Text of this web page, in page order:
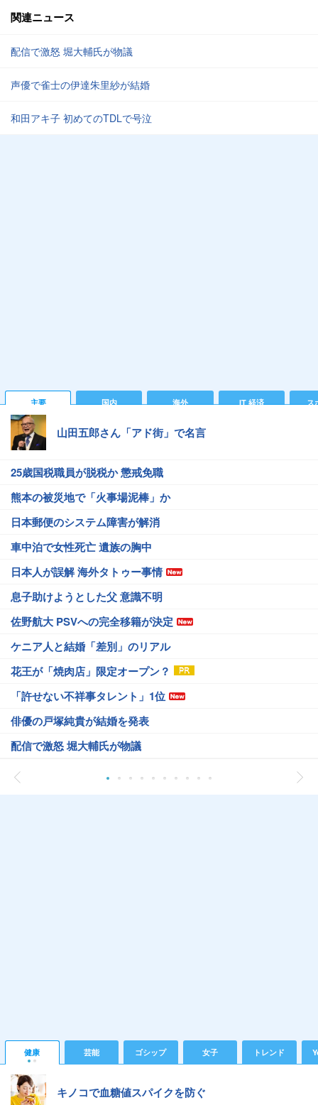
関連ニュース
配信で激怒 堀大輔氏が物議
声優で雀士の伊達朱里紗が結婚
和田アキ子 初めてのTDLで号泣
主要 国内 海外 IT 経済 ス
山田五郎さん「アド街」で名言
25歳国税職員が脱税か 懲戒免職
熊本の被災地で「火事場泥棒」か
日本郵便のシステム障害が解消
車中泊で女性死亡 遺族の胸中
日本人が誤解 海外タトゥー事情
息子助けようとした父 意識不明
佐野航大 PSVへの完全移籍が決定
ケニア人と結婚「差別」のリアル
花王が「焼肉店」限定オープン？
「許せない不祥事タレント」1位
俳優の戸塚純貴が結婚を発表
配信で激怒 堀大輔氏が物議
健康 芸能 ゴシップ 女子 トレンド
キノコで血糖値スパイクを防ぐ